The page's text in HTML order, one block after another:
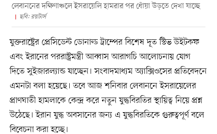
লেবাননের দক্ষিণাঞ্চলে ইসরায়েলি হামরার পর ধোঁয়া উড়তে দেখা যাচ্ছে
ছবি: রয়টার্স
যুক্তরাষ্ট্রের প্রেসিডেন্ট ডোনাল্ড ট্রাম্পের বিশেষ দূত স্টিভ উইটকফ
এবং ইরানের পররাষ্ট্রমন্ত্রী আব্বাস আরাগচি আলোচনায় যোগ
দিতে সুইজারল্যান্ড যাচ্ছেন। সংবাদমাধ্যম অ্যাক্সিওসের প্রতিবেদনে
এমনটা বলা হয়েছে। তবে আজ শনিবার লেবাননে ইসরায়েলের
প্রাণঘাতী হামলাকে কেন্দ্র করে নতুন যুদ্ধবিরতির স্থায়িত্ব নিয়ে প্রশ্ন
উঠেছে। ইরান যুদ্ধ অবসানের জন্য এ যুদ্ধবিরতিকে গুরুত্বপূর্ণ বলে
বিবেচনা করা হচ্ছে।